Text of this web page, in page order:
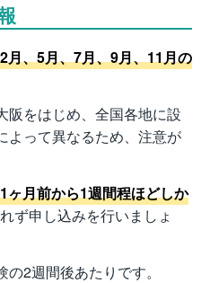
2月、5月、7月、9月、11月の
阪をはじめ、全国各地に設
よって異なるため、注意が
ヶ月前から1週間程ほどしか
ず申し込みを行いましょ
2週間後あたりです。